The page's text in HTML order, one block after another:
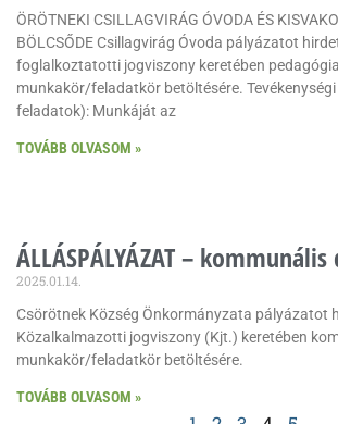
ÖRÖTNEKI CSILLAGVIRÁG ÓVODA ÉS
BÖLCSŐDE Csillagvirág Óvoda pályázatot
foglalkoztatotti jogviszony keretében
munkakör/feladatkör betöltésére.
feladatok): Munkáját az
TOVÁBB OLVASOM »
ÁLLÁSPÁLYÁZAT –
2025.01.14.
Csörötnek Község Önkormányzata pályázatot
Közalkalmazotti jogviszony (Kjt.) keretében
munkakör/feladatkör betöltésére.
TOVÁBB OLVASOM »